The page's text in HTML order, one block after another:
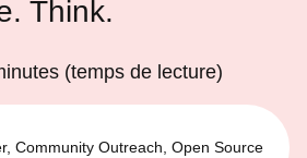
Think.
(temps de lecture)
Community Outreach, Open Source